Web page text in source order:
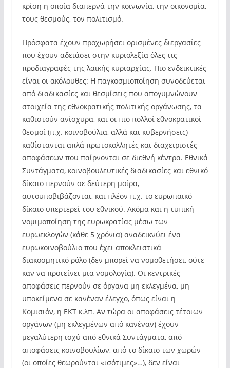
κρίση η οποία διαπερνά την κοινωνία, την οικονομία,
τους θεσμούς, τον πολιτισμό.
Πρόσφατα έχουν προχωρήσει ορισμένες διεργασίες
που έχουν αδειάσει στην κυριολεξία όλες τις
προδιαγραφές της λαϊκής κυριαρχίας. Πιο ενδεικτικές
είναι οι ακόλουθες: Η παγκοσμιοποίηση συνοδεύεται
από διαδικασίες και θεσμίσεις που απογυμνώνουν
στοιχεία της εθνοκρατικής πολιτικής οργάνωσης, τα
καθιστούν ανίσχυρα, και οι πιο πολλοί εθνοκρατικοί
θεσμοί (π.χ. κοινοβούλια, αλλά και κυβερνήσεις)
καθίστανται απλά πρωτοκολλητές και διαχειριστές
αποφάσεων που παίρνονται σε διεθνή κέντρα. Εθνικά
Συντάγματα, κοινοβουλευτικές διαδικασίες και εθνικό
δίκαιο περνούν σε δεύτερη μοίρα,
αυτοϋποβιβάζονται, και πλέον π.χ. το ευρωπαϊκό
δίκαιο υπερτερεί του εθνικού. Ακόμα και η τυπική
νομιμοποίηση της ευρωκρατίας μέσω των
ευρωεκλογών (κάθε 5 χρόνια) αναδεικνύει ένα
ευρωκοινοβούλιο που έχει αποκλειστικά
διακοσμητικό ρόλο (δεν μπορεί να νομοθετήσει, ούτε
καν να προτείνει μια νομολογία). Οι κεντρικές
αποφάσεις περνούν σε όργανα μη εκλεγμένα, μη
υποκείμενα σε κανέναν έλεγχο, όπως είναι η
Κομισιόν, η ΕΚΤ κ.λπ. Αν τώρα οι αποφάσεις τέτοιων
οργάνων (μη εκλεγμένων από κανέναν) έχουν
μεγαλύτερη ισχύ από εθνικά Συντάγματα, από
αποφάσεις κοινοβουλίων, από το δίκαιο των χωρών
(οι οποίες θεωρούνται «ισότιμες»…), δεν είναι